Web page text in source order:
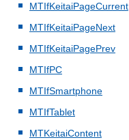
MTIfKeitaiPageCurrent
MTIfKeitaiPageNext
MTIfKeitaiPagePrev
MTIfPC
MTIfSmartphone
MTIfTablet
MTKeitaiContent